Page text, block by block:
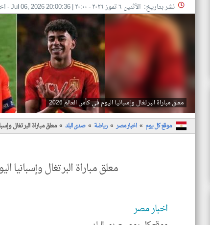
نشر بتاريخ: الأثنين ٦ تموز ٢٠٢٦ - ٢٠:٠٠ |
Jul 06, 2026 20:00:36
-
معلق مباراة البرتغال وإسبانيا اليوم في كأس العالم 2026
موقع كل يوم اخبار مصر رياضة صدى البلد معلق مباراة البرتغال
معلق مباراة البرتغال وإسبانيا
اخبار مصر